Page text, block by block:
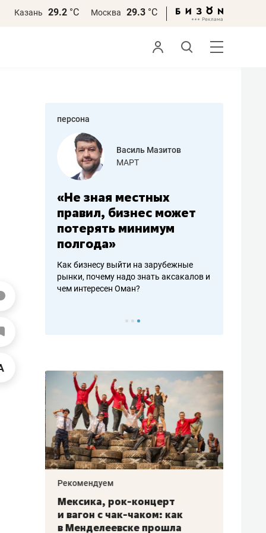
Казань 29.2 °С Москва 29.3 °С
персона
работа
Василь Мазитов
МАРТ
«Не зная местных
правил, бизнес может
потерять минимум
полгода»
Как бизнесу выйти на зарубежные
рынки, почему надо знать аксакалов и
чем интересен Оман?
Рекомендуем
Мексика, рок-концерт
и вагон с чак-чаком: как
в Менделеевске прошла